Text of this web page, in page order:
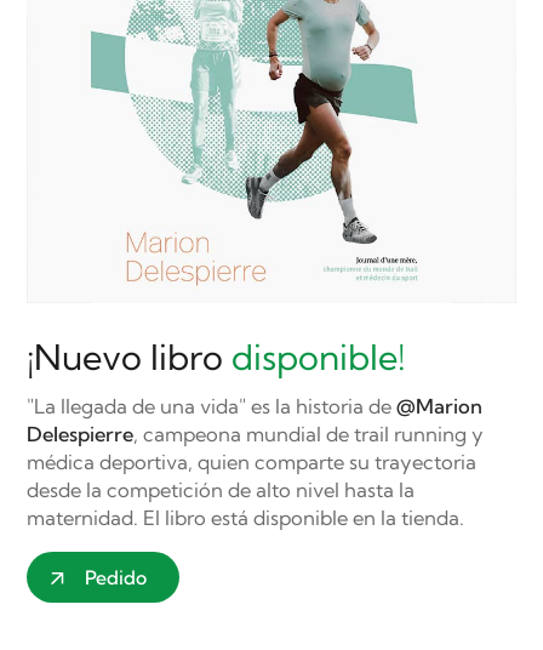
¡Nuevo libro disponible!
"La llegada de una vida" es la historia de@Marion
Delespierre, campeona mundial de trail running y
médica deportiva, quien comparte su trayectoria
desde la competición de alto nivel hasta la
maternidad. El libro está disponible en la tienda.
Pedido